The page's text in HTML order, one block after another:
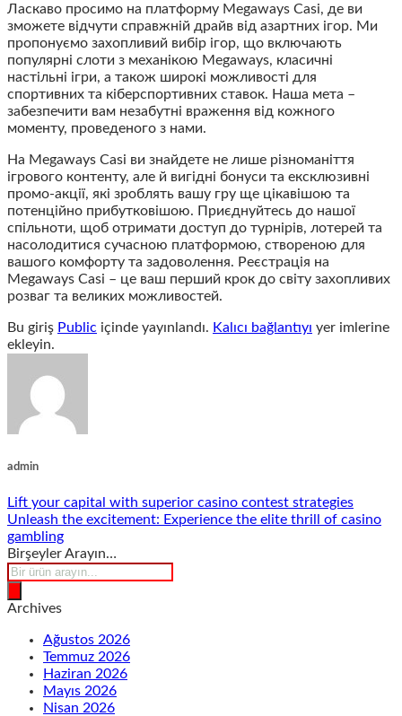
Ласкаво просимо на платформу Megaways Casi, де ви
зможете відчути справжній драйв від азартних ігор. Ми
пропонуємо захопливий вибір ігор, що включають
популярні слоти з механікою Megaways, класичні
настільні ігри, а також широкі можливості для
спортивних та кіберспортивних ставок. Наша мета –
забезпечити вам незабутні враження від кожного
моменту, проведеного з нами.
На Megaways Casi ви знайдете не лише різноманіття
ігрового контенту, але й вигідні бонуси та ексклюзивні
промо-акції, які зроблять вашу гру ще цікавішою та
потенційно прибутковішою. Приєднуйтесь до нашої
спільноти, щоб отримати доступ до турнірів, лотерей та
насолодитися сучасною платформою, створеною для
вашого комфорту та задоволення. Реєстрація на
Megaways Casi – це ваш перший крок до світу захопливих
розваг та великих можливостей.
Bu giriş Public içinde yayınlandı. Kalıcı bağlantıyı yer imlerine
ekleyin.
admin
Lift your capital with superior casino contest strategies
Unleash the excitement: Experience the elite thrill of casino
gambling
Birşeyler Arayın…
Products
search
Archives
Ağustos 2026
Temmuz 2026
Haziran 2026
Mayıs 2026
Nisan 2026